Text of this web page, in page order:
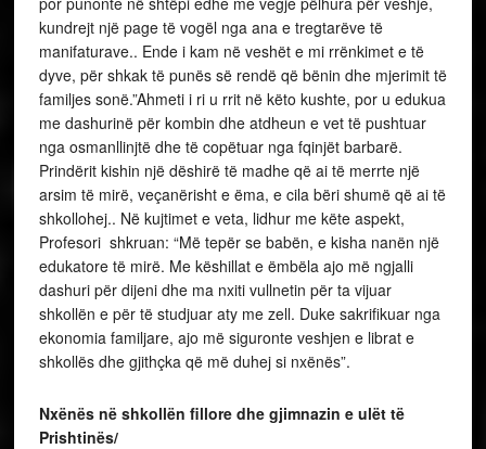
kundrejt një page të vogël nga ana e tregtarëve të
manifaturave.. Ende i kam në veshët e mi rrënkimet e të
dyve, për shkak të punës së rendë që bënin dhe mjerimit të
familjes sonë.”Ahmeti i ri u rrit në këto kushte, por u edukua
me dashurinë për kombin dhe atdheun e vet të pushtuar
nga osmanllinjtë dhe të copëtuar nga fqinjët barbarë.
Prindërit kishin një dëshirë të madhe që ai të merrte një
arsim të mirë, veçanërisht e ëma, e cila bëri shumë që ai të
shkollohej.. Në kujtimet e veta, lidhur me këte aspekt,
Profesori shkruan: “Më tepër se babën, e kisha nanën një
edukatore të mirë. Me këshillat e ëmbëla ajo më ngjalli
dashuri për dijeni dhe ma nxiti vullnetin për ta vijuar
shkollën e për të studjuar aty me zell. Duke sakrifikuar nga
ekonomia familjare, ajo më siguronte veshjen e librat e
shkollës dhe gjithçka që më duhej si nxënës”.
Nxënës në shkollën fillore dhe gjimnazin e ulët të
Prishtinës/